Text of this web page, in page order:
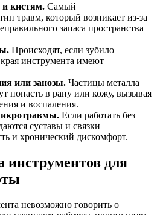
кистям. Самый
травм, который возникает из-за
запаса пространства
Происходят, если зубило
инструмента имеют
или занозы. Частицы металла
попасть в рану или кожу, вызывая
и воспаления.
Если работать без
суставы и связки —
и хронический дискомфорт.
для
невозможно говорить о